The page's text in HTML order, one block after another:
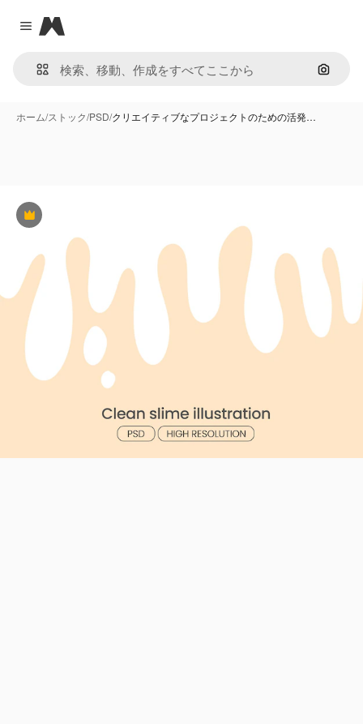
Close menu
Magnific
画像で
ホーム/ストック/PSD/クリエイティブなプロジェクトのための活発…
Premium